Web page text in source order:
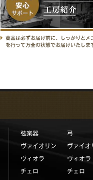
ストラディ金沢の工房紹介
商品は必ずお届け前に、しっかりとメ
を行って万全の状態でお届けいたしま
弦楽器
ヴァイオリン
ヴィオラ
チェロ
弓
ヴァイオ
ヴィオラ
チェロ